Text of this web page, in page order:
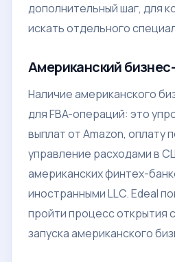
дополнительный шаг, для
искать отдельного
Американский
Наличие американского
для FBA-операций: это
выплат от Amazon, оплату
управление расходами в
американских финтех-
иностранными LLC. Edeal
пройти процесс открытия
запуска американского